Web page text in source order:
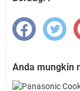
Anda mungkin